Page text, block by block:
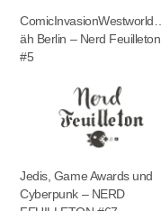
ComicInvasionWestworld…
äh Berlin – Nerd Feuilleton
#5
Jedis, Game Awards und
Cyberpunk – NERD